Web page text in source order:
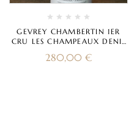
GEVREY CHAMBERTIN 1ER
CRU LES CHAMPEAUX DENIS
280,00 €